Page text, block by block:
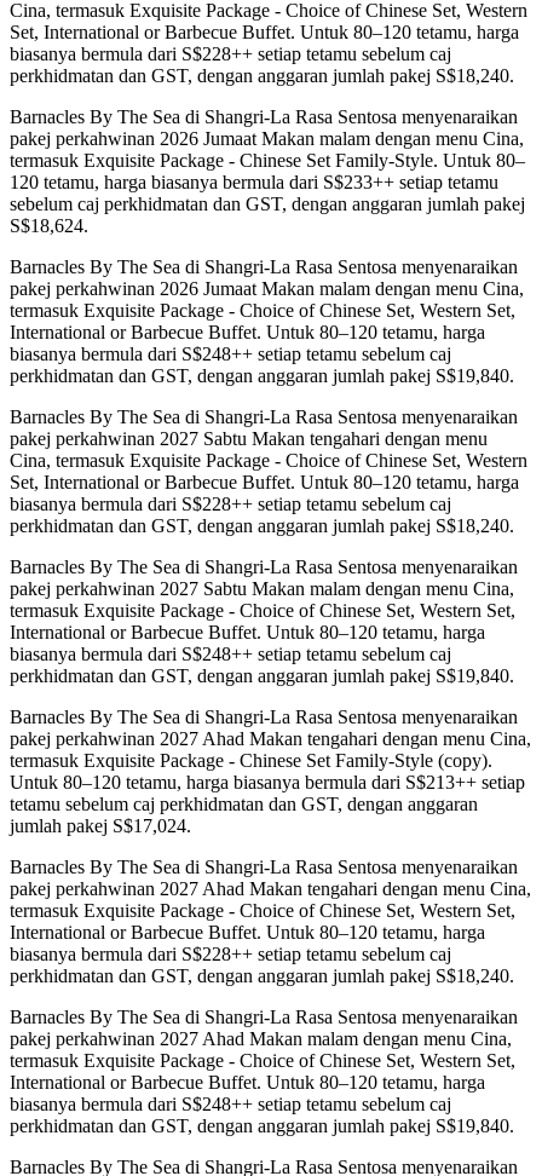
Cina, termasuk Exquisite Package - Choice of Chinese Set, Western
Set, International or Barbecue Buffet. Untuk 80–120 tetamu, harga
biasanya bermula dari S$228++ setiap tetamu sebelum caj
perkhidmatan dan GST, dengan anggaran jumlah pakej S$18,240.
Barnacles By The Sea di Shangri-La Rasa Sentosa menyenaraikan
pakej perkahwinan 2026 Jumaat Makan malam dengan menu Cina,
termasuk Exquisite Package - Chinese Set Family-Style. Untuk 80–
120 tetamu, harga biasanya bermula dari S$233++ setiap tetamu
sebelum caj perkhidmatan dan GST, dengan anggaran jumlah pakej
S$18,624.
Barnacles By The Sea di Shangri-La Rasa Sentosa menyenaraikan
pakej perkahwinan 2026 Jumaat Makan malam dengan menu Cina,
termasuk Exquisite Package - Choice of Chinese Set, Western Set,
International or Barbecue Buffet. Untuk 80–120 tetamu, harga
biasanya bermula dari S$248++ setiap tetamu sebelum caj
perkhidmatan dan GST, dengan anggaran jumlah pakej S$19,840.
Barnacles By The Sea di Shangri-La Rasa Sentosa menyenaraikan
pakej perkahwinan 2027 Sabtu Makan tengahari dengan menu
Cina, termasuk Exquisite Package - Choice of Chinese Set, Western
Set, International or Barbecue Buffet. Untuk 80–120 tetamu, harga
biasanya bermula dari S$228++ setiap tetamu sebelum caj
perkhidmatan dan GST, dengan anggaran jumlah pakej S$18,240.
Barnacles By The Sea di Shangri-La Rasa Sentosa menyenaraikan
pakej perkahwinan 2027 Sabtu Makan malam dengan menu Cina,
termasuk Exquisite Package - Choice of Chinese Set, Western Set,
International or Barbecue Buffet. Untuk 80–120 tetamu, harga
biasanya bermula dari S$248++ setiap tetamu sebelum caj
perkhidmatan dan GST, dengan anggaran jumlah pakej S$19,840.
Barnacles By The Sea di Shangri-La Rasa Sentosa menyenaraikan
pakej perkahwinan 2027 Ahad Makan tengahari dengan menu Cina,
termasuk Exquisite Package - Chinese Set Family-Style (copy).
Untuk 80–120 tetamu, harga biasanya bermula dari S$213++ setiap
tetamu sebelum caj perkhidmatan dan GST, dengan anggaran
jumlah pakej S$17,024.
Barnacles By The Sea di Shangri-La Rasa Sentosa menyenaraikan
pakej perkahwinan 2027 Ahad Makan tengahari dengan menu Cina,
termasuk Exquisite Package - Choice of Chinese Set, Western Set,
International or Barbecue Buffet. Untuk 80–120 tetamu, harga
biasanya bermula dari S$228++ setiap tetamu sebelum caj
perkhidmatan dan GST, dengan anggaran jumlah pakej S$18,240.
Barnacles By The Sea di Shangri-La Rasa Sentosa menyenaraikan
pakej perkahwinan 2027 Ahad Makan malam dengan menu Cina,
termasuk Exquisite Package - Choice of Chinese Set, Western Set,
International or Barbecue Buffet. Untuk 80–120 tetamu, harga
biasanya bermula dari S$248++ setiap tetamu sebelum caj
perkhidmatan dan GST, dengan anggaran jumlah pakej S$19,840.
Barnacles By The Sea di Shangri-La Rasa Sentosa menyenaraikan